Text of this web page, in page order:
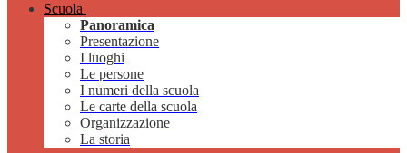
Scuola
Panoramica
Presentazione
I luoghi
Le persone
I numeri della scuola
Le carte della scuola
Organizzazione
La storia